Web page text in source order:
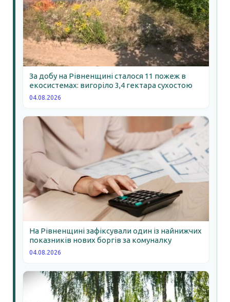
За добу на Рівненщині сталося 11 пожеж в
екосистемах: вигоріло 3,4 гектара сухостою
04.08.2026
На Рівненщині зафіксували один із найнижчих
показників нових боргів за комуналку
04.08.2026